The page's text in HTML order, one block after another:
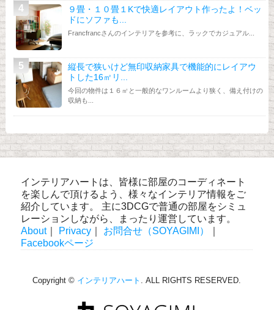
９畳・１０畳１Kで快適レイアウト作ったよ！ベッ
ドにソファも...
Francfrancさんのインテリアを参考に、ラックでカジュアル...
縦長で狭いけど無印収納家具で機能的にレイアウ
トした16㎡リ...
今回の物件は１６㎡と一般的なワンルームより狭く、備え付けの
収納も...
インテリアハートは、皆様に部屋のコーディネート
を楽しんで頂けるよう、様々なインテリア情報をご
紹介しています。 主に3DCGで普通の部屋をシミュ
レーションしながら、まったり運営しています。
About｜ Privacy お問合せ（SOYAGIMI）
Facebookページ
Copyright © インテリアハート . ALL RIGHTS RESERVED.